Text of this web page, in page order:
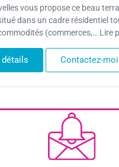
vous propose ce beau
dans un cadre résidentiel
(commerces,… Lire
détails Contactez-moi